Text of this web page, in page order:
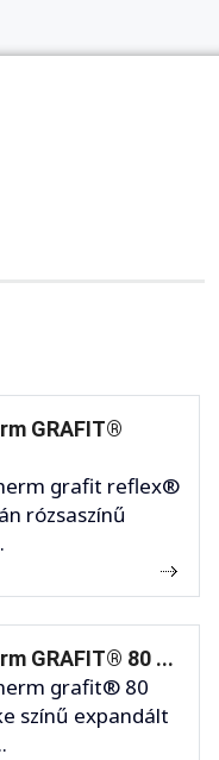
GRAFIT®
grafit reflex®
rózsaszínű
GRAFIT® 80 ...
grafit® 80
színű expandált